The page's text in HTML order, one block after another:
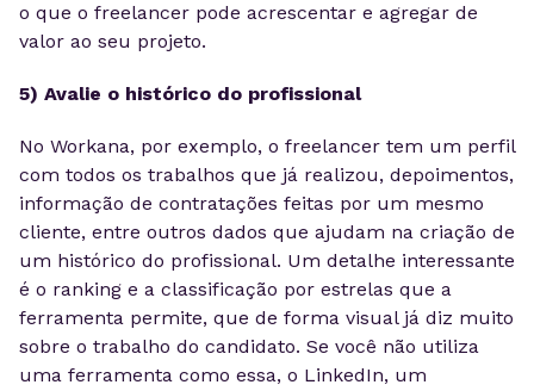
o que o freelancer pode acrescentar e agregar de
valor ao seu projeto.
5) Avalie o histórico do profissional
No Workana, por exemplo, o freelancer tem um perfil
com todos os trabalhos que já realizou, depoimentos,
informação de contratações feitas por um mesmo
cliente, entre outros dados que ajudam na criação de
um histórico do profissional. Um detalhe interessante
é o ranking e a classificação por estrelas que a
ferramenta permite, que de forma visual já diz muito
sobre o trabalho do candidato. Se você não utiliza
uma ferramenta como essa, o LinkedIn, um